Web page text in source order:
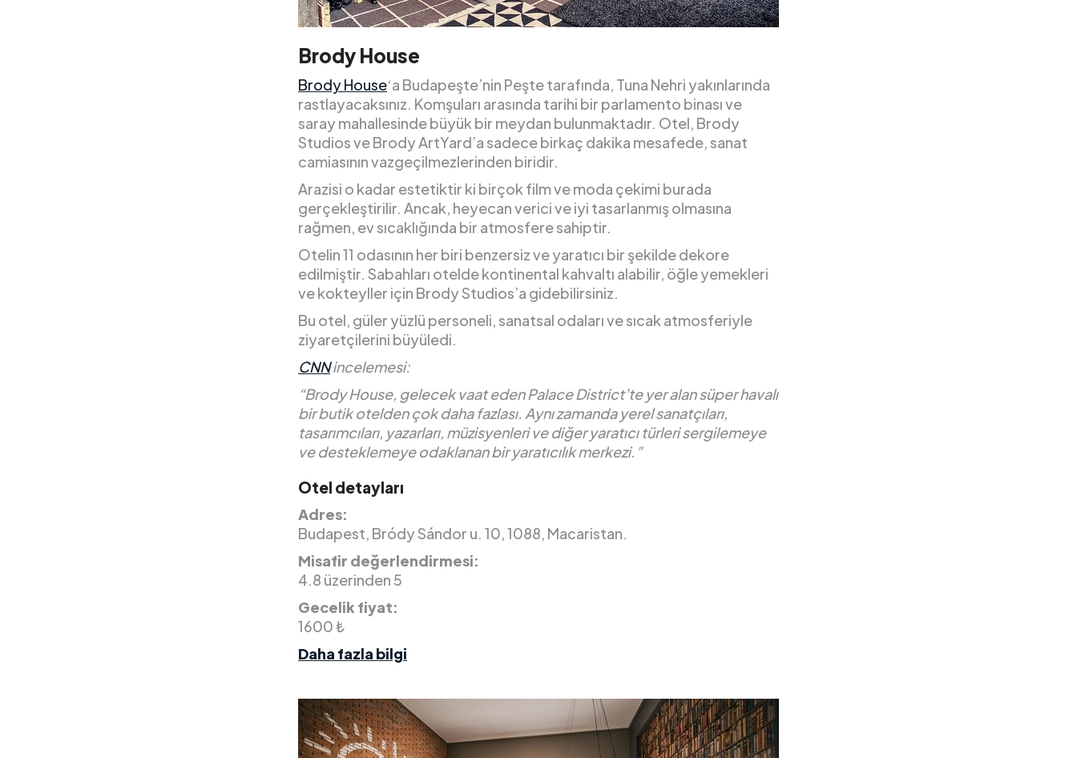
Brody House
Brody House‘a Budapeşte’nin Peşte tarafında, Tuna Nehri yakınlarında
rastlayacaksınız. Komşuları arasında tarihi bir parlamento binası ve
saray mahallesinde büyük bir meydan bulunmaktadır. Otel, Brody
Studios ve Brody ArtYard’a sadece birkaç dakika mesafede, sanat
camiasının vazgeçilmezlerinden biridir.
Arazisi o kadar estetiktir ki birçok film ve moda çekimi burada
gerçekleştirilir. Ancak, heyecan verici ve iyi tasarlanmış olmasına
rağmen, ev sıcaklığında bir atmosfere sahiptir.
Otelin 11 odasının her biri benzersiz ve yaratıcı bir şekilde dekore
edilmiştir. Sabahları otelde kontinental kahvaltı alabilir, öğle yemekleri
ve kokteyller için Brody Studios’a gidebilirsiniz.
Bu otel, güler yüzlü personeli, sanatsal odaları ve sıcak atmosferiyle
ziyaretçilerini büyüledi.
CNNincelemesi:
“Brody House, gelecek vaat eden Palace District’te yer alan süper havalı
bir butik otelden çok daha fazlası. Aynı zamanda yerel sanatçıları,
tasarımcıları, yazarları, müzisyenleri ve diğer yaratıcı türleri sergilemeye
ve desteklemeye odaklanan bir yaratıcılık merkezi.”
Otel detayları
Adres:
Budapest, Bródy Sándor u. 10, 1088, Macaristan.
Misafir değerlendirmesi:
4.8 üzerinden 5
Gecelik fiyat:
1600 ₺
Daha fazla bilgi